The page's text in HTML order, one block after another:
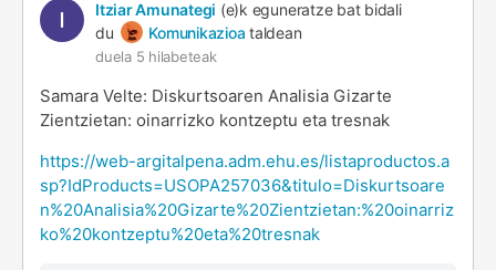
Itziar Amunategi (e)k eguneratze bat bidali
du
Komunikazioa taldean
duela 5 hilabeteak
Samara Velte: Diskurtsoaren Analisia Gizarte
Zientzietan: oinarrizko kontzeptu eta tresnak
https://web-argitalpena.adm.ehu.es/listaproductos.a
sp?IdProducts=USOPA257036&titulo=Diskurtsoare
n%20Analisia%20Gizarte%20Zientzietan:%20oinarriz
ko%20kontzeptu%20eta%20tresnak